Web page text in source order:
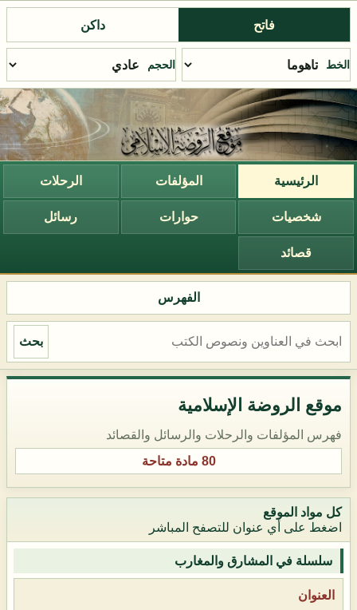
فاتح داكن
الخط الحجم
الرئيسية المؤلفات الرحلات
شخصيات حوارات رسائل
قصائد
الفهرس
بحث
موقع الروضة الإسلامية
فهرس المؤلفات والرحلات والرسائل والقصائد
80 مادة متاحة
كل مواد الموقع
اضغط على أي عنوان للتصفح المباشر
سلسلة في المشارق والمغارب